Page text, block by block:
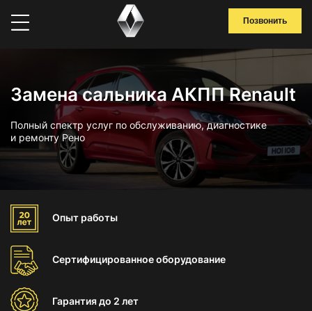
Позвонить
Замена сальника АКПП Renault
Полный спектр услуг по обслуживанию, диагностике
и ремонту Рено
Опыт работы
Сертифицированноеоборудование
Гарантиядо 2 лет